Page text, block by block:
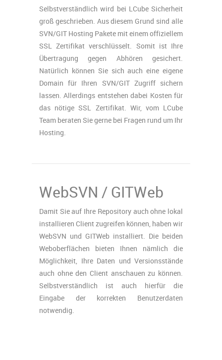
Selbstverständlich wird bei LCube Sicherheit
groß geschrieben. Aus diesem Grund sind alle
SVN/GIT Hosting Pakete mit einem offiziellem
SSL Zertifikat verschlüsselt. Somit ist Ihre
Übertragung gegen Abhören gesichert.
Natürlich können Sie sich auch eine eigene
Domain für Ihren SVN/GIT Zugriff sichern
lassen. Allerdings entstehen dabei Kosten für
das nötige SSL Zertifikat. Wir, vom LCube
Team beraten Sie gerne bei Fragen rund um Ihr
Hosting.
WebSVN / GITWeb
Damit Sie auf Ihre Repository auch ohne lokal
installieren Client zugreifen können, haben wir
WebSVN und GITWeb installiert. Die beiden
Weboberflächen bieten Ihnen nämlich die
Möglichkeit, Ihre Daten und Versionsstände
auch ohne den Client anschauen zu können.
Selbstverständlich ist auch hierfür die
Eingabe der korrekten Benutzerdaten
notwendig.